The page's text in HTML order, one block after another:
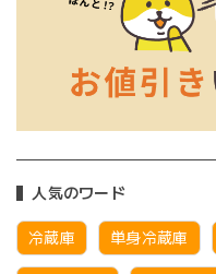
人気のワード
冷蔵庫 単身冷蔵庫